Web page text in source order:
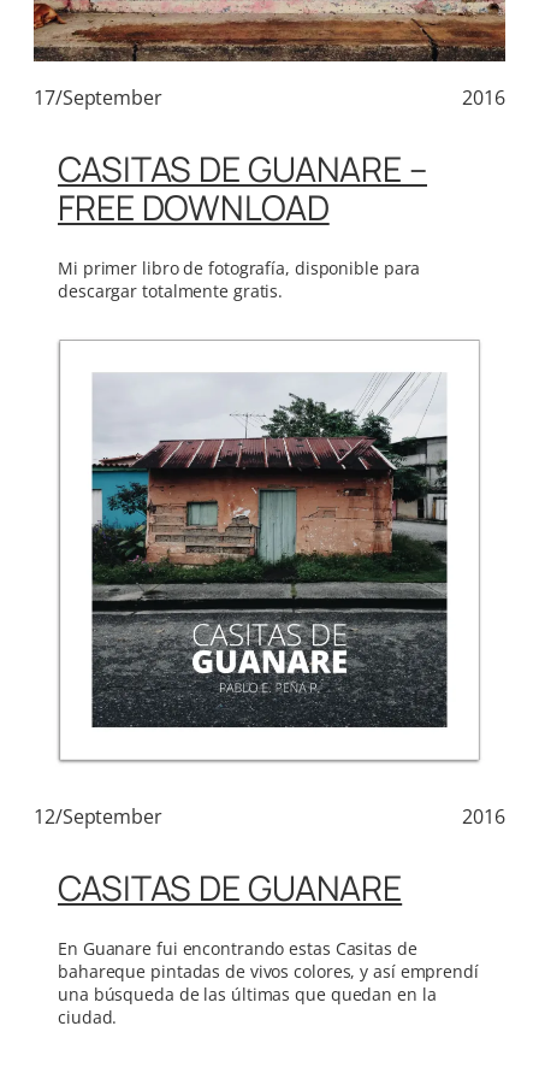
17/September 2016
CASITAS DE GUANARE –
FREE DOWNLOAD
Mi primer libro de fotografía, disponible para
descargar totalmente gratis.
12/September 2016
CASITAS DE GUANARE
En Guanare fui encontrando estas Casitas de
bahareque pintadas de vivos colores, y así emprendí
una búsqueda de las últimas que quedan en la
ciudad.